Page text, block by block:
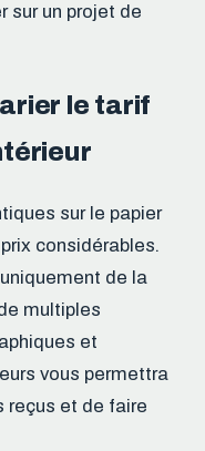
sur un projet de
le tarif
sur le papier
considérables.
de la
multiples
et
vous permettra
reçus et de faire